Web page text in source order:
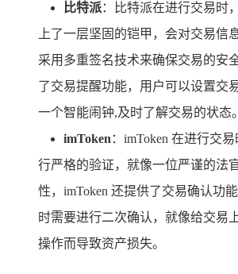
比特派：比特派在进行交易时
上了一层坚固的铠甲，会对交易信
采用多重签名技术来确保交易的安
了交易提醒功能，用户可以设置交
一个智能闹钟,及时了解交易的状态。
imToken ：imToken 在进行交
行严格的验证，就像一位严谨的法
性，imToken 还提供了交易确认功
时需要进行二次确认，就像给交易
操作而导致资产损失。